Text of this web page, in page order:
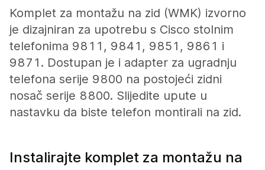
Komplet za montažu na zid (WMK) izvorno
je dizajniran za upotrebu s Cisco stolnim
telefonima 9811, 9841, 9851, 9861 i
9871. Dostupan je i adapter za ugradnju
telefona serije 9800 na postojeći zidni
nosač serije 8800. Slijedite upute u
nastavku da biste telefon montirali na zid.
Instalirajte komplet za montažu na